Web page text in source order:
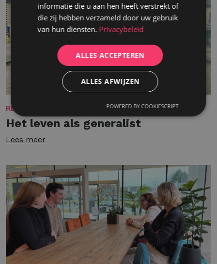
REKRUTERING
Het leven als generalist
Lees meer
informatie die u aan hen heeft verstrekt of
die zij hebben verzameld door uw gebruik
van hun diensten. Privacybeleid
ALLES ACCEPTEREN
ALLES AFWIJZEN
POWERED BY COOKIESCRIPT